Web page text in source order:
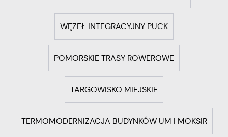
WĘZEŁ INTEGRACYJNY PUCK
POMORSKIE TRASY ROWEROWE
TARGOWISKO MIEJSKIE
TERMOMODERNIZACJA BUDYNKÓW UM I MOKSIR